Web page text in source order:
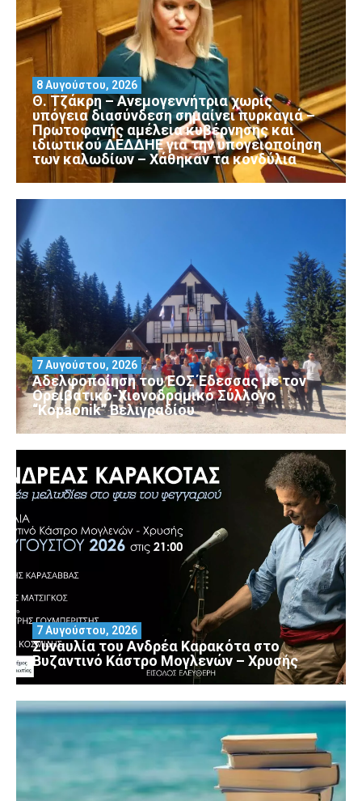
Θ. Τζάκρη – Ανεμογεννήτρια χωρίς
υπόγεια διασύνδεση σημαίνει πυρκαγιά –
Πρωτοφανής αμέλεια κυβέρνησης και
ιδιωτικού ΔΕΔΔΗΕ για την υπογειοποίηση
των καλωδίων – Χάθηκαν τα κονδύλια
8 Αυγούστου, 2026
Αδελφοποίηση του ΕΟΣ Έδεσσας με τον
Ορειβατικό-Χιονοδρομικό Σύλλογο
“Kopaonik” Βελιγραδίου
7 Αυγούστου, 2026
Συναυλία του Ανδρέα Καρακότα στο
Βυζαντινό Κάστρο Μογλενών – Χρυσής
7 Αυγούστου, 2026